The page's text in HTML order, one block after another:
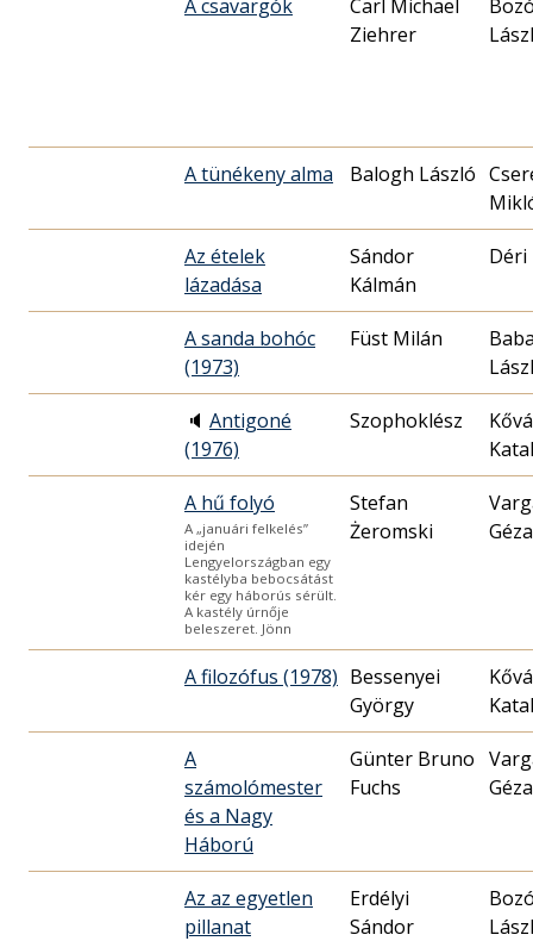
A csavargók
Carl Michael
Ziehrer
A tünékeny alma Balogh László
Az ételek
lázadása
Sándor
Kálmán
Déri
A sanda bohóc
(1973)
Füst Milán
🔈 Antigoné
(1976)
Szophoklész
A hű folyó
A „januári felkelés”
idején
Lengyelországban egy
kastélyba bebocsátást
kér egy háborús sérült.
A kastély úrnője
beleszeret. Jönn
Stefan
Żeromski
Géza
A filozófus (1978) Bessenyei
György
A
számolómester
és a Nagy
Háború
Günter Bruno
Fuchs
Géza
Az az egyetlen
pillanat
Erdélyi
Sándor